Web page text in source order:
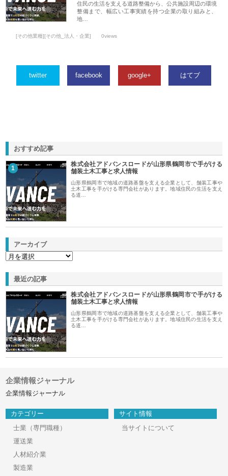
住民の生活を支える道路整備から、公共施設周辺の環境
整備まで、幅広い工事実績を持つ企業の取り組みと、
地…
[その他業種][その他_法人・企業] 0views
twitter facebook google+ はてブ
おすすめ記事
1
株式会社アドバンスロードが山形県鶴岡市で手がける
舗装土木工事と求人情報
山形県鶴岡市で地域の道路基盤を支える企業として、舗装工事や
土木工事を手がける専門会社があります。地域住民の生活を支え
る道…
アーカイブ
最近の記事
株式会社アドバンスロードが山形県鶴岡市で手がける
舗装土木工事と求人情報
山形県鶴岡市で地域の道路基盤を支える企業として、舗装工事や
土木工事を手がける専門会社があります。地域住民の生活を支え
る道…
企業情報ジャーナル
企業情報ジャーナル
カテゴリー
士業（専門職種）
運送業
人材紹介業
製造業
サイト情報
当サイトについて